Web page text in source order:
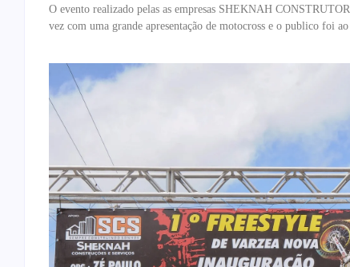
O evento realizado pelas as empresas SHEKNAH
vez com uma grande apresentação de motocross e o publico foi